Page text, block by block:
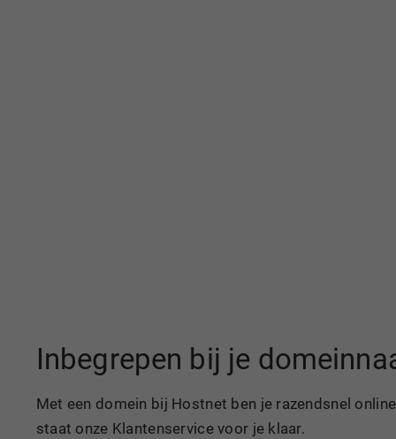
Inbegrepen bij je
Met een domein bij Hostnet ben je razendsnel
staat onze Klantenservice voor je klaar.